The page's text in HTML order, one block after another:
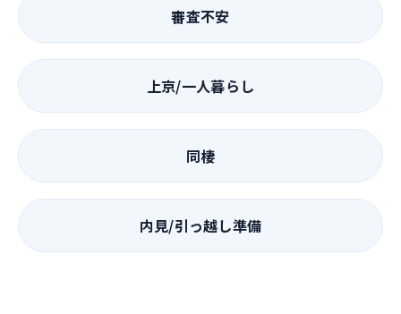
審査不安
上京/一人暮らし
同棲
内見/引っ越し準備